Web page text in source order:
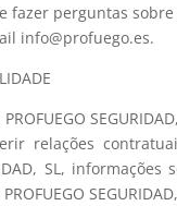
fazer perguntas
info@profuego.es.
PROFUEGO
relações
SL,
PROFUEGO